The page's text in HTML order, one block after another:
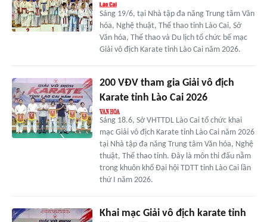
Sáng 19/6, tại Nhà tập đa năng Trung tâm Văn
hóa, Nghệ thuật, Thể thao tỉnh Lào Cai, Sở
Văn hóa, Thể thao và Du lịch tổ chức bế mạc
Giải vô địch Karate tỉnh Lào Cai năm 2026.
200 VĐV tham gia Giải vô địch
Karate tỉnh Lào Cai 2026
Sáng 18.6, Sở VHTTDL Lào Cai tổ chức khai
mạc Giải vô địch Karate tỉnh Lào Cai năm 2026
tại Nhà tập đa năng Trung tâm Văn hóa, Nghệ
thuật, Thể thao tỉnh. Đây là môn thi đấu nằm
trong khuôn khổ Đại hội TDTT tỉnh Lào Cai lần
thứ I năm 2026.
Khai mạc Giải vô địch karate tỉnh